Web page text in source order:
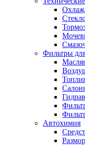
Фильтры
Автохимия